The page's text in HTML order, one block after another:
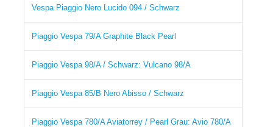
Vespa Piaggio Nero Lucido 094 / Schwarz
Piaggio Vespa 79/A Graphite Black Pearl
Piaggio Vespa 98/A / Schwarz: Vulcano 98/A
Piaggio Vespa 85/B Nero Abisso / Schwarz
Piaggio Vespa 780/A Aviatorrey / Pearl Grau: Avio 780/A